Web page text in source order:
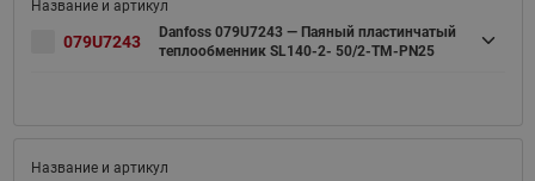
079U7243
Danfoss 079U7243 — Паяный пластинчатый
теплообменник SL140-2- 50/2-TM-PN25